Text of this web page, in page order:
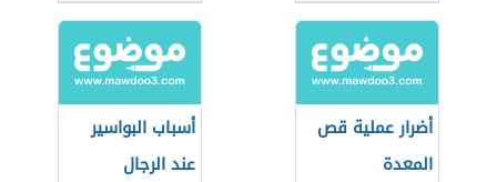
أضرار عملية قص
المعدة
أسباب البواسير
عند الرجال